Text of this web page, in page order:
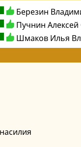
Березин
Пучнин Алексей
Шмаков Илья